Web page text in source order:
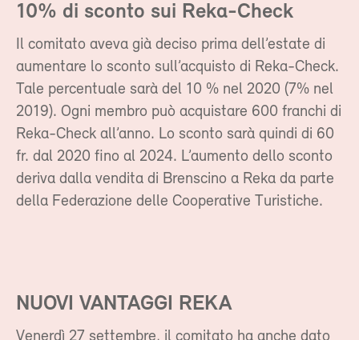
10% di sconto sui Reka-Check
Il comitato aveva già deciso prima dell’estate di
aumentare lo sconto sull’acquisto di Reka-Check.
Tale percentuale sarà del 10 % nel 2020 (7% nel
2019). Ogni membro può acquistare 600 franchi di
Reka-Check all’anno. Lo sconto sarà quindi di 60
fr. dal 2020 fino al 2024. L’aumento dello sconto
deriva dalla vendita di Brenscino a Reka da parte
della Federazione delle Cooperative Turistiche.
NUOVI VANTAGGI REKA